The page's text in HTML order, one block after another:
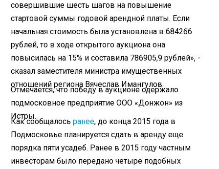
совершившие шесть шагов на повышение
стартовой суммы годовой арендной платы. Если
начальная стоимость была установлена в 684266
рублей, то в ходе открытого аукциона она
повысилась на 15% и составила 786905,9 рублей», -
сказал заместителя министра имущественных
отношений региона Вячеслав Имангулов.
Отмечается, что победу в аукционе одержало
подмосковное предприятие ООО «Донжон» из
Истры.
Как сообщалосьранее, до конца 2015 года в
Подмосковье планируется сдать в аренду еще
порядка пяти усадеб. Ранее в 2015 году частным
инвесторам было передано четыре подобных